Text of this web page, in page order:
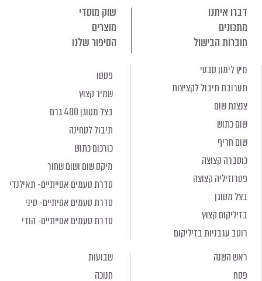
דברו איתנו
שוק מוסדי
מתכונים
מוצרים
חוברות הבישול
הסיפור שלנו
מיץ לימון טבעי
תערובת תיבול לקציצות
צנצנת שום
שום כתוש
שום חריף
כוסברה קצוצה
פטרוזיליה קצוצה
בצל מטוגן
בזיליקום קצוץ
רוטב עגבניות בזיליקום
פסטו
שמיר קצוץ
בצל מטוגן 400 גרם
תיבול לטחינה
כורכום כתוש
מיקס שום ושום שחור
סדרת טעמים אסייתיים- תאילנדי
סדרת טעמים אסיתיים- סיני
סדרת טעמים אסייתיים- הודי
ראש השנה
פסח
שבועות
חנוכה